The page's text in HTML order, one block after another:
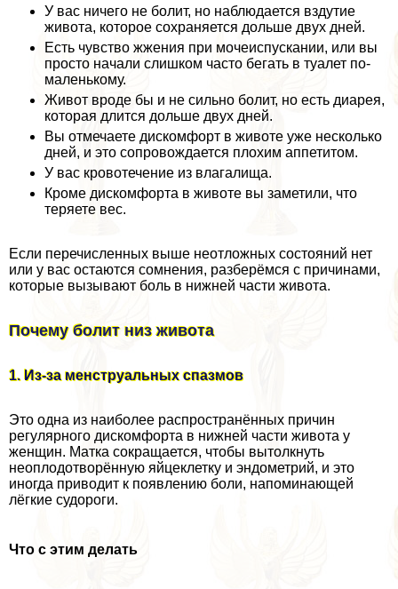
У вас ничего не болит, но наблюдается вздутие
живота, которое сохраняется дольше двух дней.
Есть чувство жжения при мочеиспускании, или вы
просто начали слишком часто бегать в туалет по-
маленькому.
Живот вроде бы и не сильно болит, но есть диарея,
которая длится дольше двух дней.
Вы отмечаете дискомфорт в животе уже несколько
дней, и это сопровождается плохим аппетитом.
У вас кровотечение из влагалища.
Кроме дискомфорта в животе вы заметили, что
теряете вес.
Если перечисленных выше неотложных состояний нет
или у вас остаются сомнения, разберёмся с причинами,
которые вызывают боль в нижней части живота.
Почему болит низ живота
1. Из-за мeнcтpуальных спазмов
Это одна из наиболее распространённых причин
регулярного дискомфорта в нижней части живота у
женщин. Матка сокращается, чтобы вытолкнуть
неоплодотворённую яйцеклетку и эндометрий, и это
иногда приводит к появлению боли, напоминающей
лёгкие судороги.
Что с этим делать